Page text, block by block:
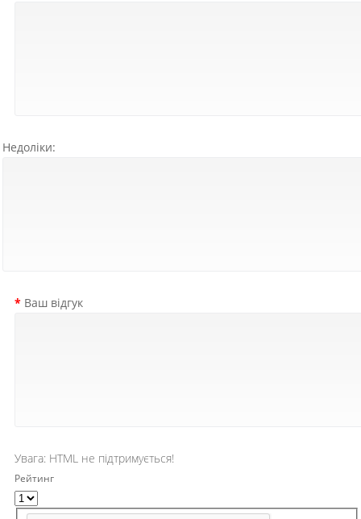
Недоліки:
Ваш відгук
Увага: HTML не підтримується!
Рейтинг